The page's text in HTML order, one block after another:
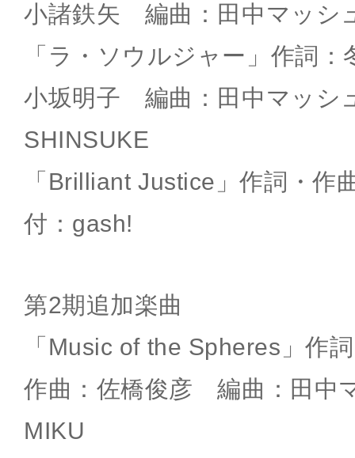
小諸鉄矢 編曲：田中マッシ
「ラ・ソウルジャー」作詞
小坂明子 編曲：田中マッ
SHINSUKE
「Brilliant Justice」作詞・
付：gash!
第2期追加楽曲
「Music of the Spheres」
作曲：佐橋俊彦 編曲：田中
MIKU